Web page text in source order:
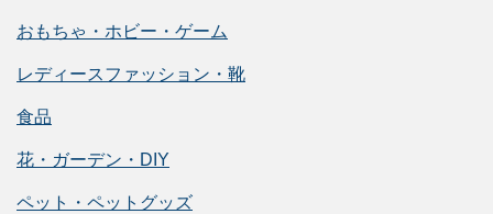
おもちゃ・ホビー・ゲーム
レディースファッション・靴
食品
花・ガーデン・DIY
ペット・ペットグッズ